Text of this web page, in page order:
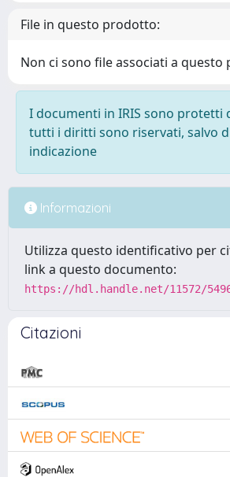
File in questo prodotto:
Non ci sono file associati a questo
I documenti in IRIS sono protetti
tutti i diritti sono riservati, salvo
indicazione
Informazioni
Utilizza questo identificativo per
link a questo documento:
https://hdl.handle.net/11572/
Citazioni